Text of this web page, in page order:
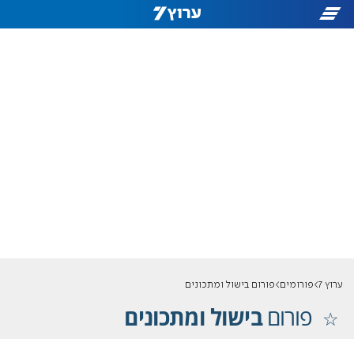
ערוץ 7 פורומים פורום בישול ומתכונים
פורוםבישול ומתכונים